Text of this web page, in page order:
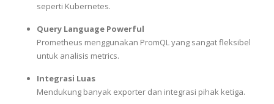
seperti Kubernetes.
Query Language Powerful
Prometheus menggunakan PromQL yang sangat fleksibel
untuk analisis metrics.
Integrasi Luas
Mendukung banyak exporter dan integrasi pihak ketiga.